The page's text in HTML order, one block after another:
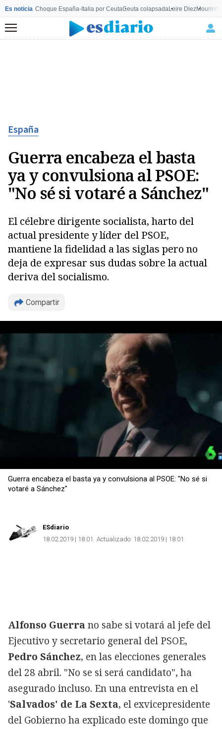
Es noticia Choque España-Italia por CeutaCeuta colapsadaLeire Diez
Menú
España
Guerra encabeza el basta
ya y convulsiona al PSOE:
"No sé si votaré a Sánchez"
El célebre dirigente socialista, harto del
actual presidente y líder del PSOE,
mantiene la fidelidad a las siglas pero no
deja de expresar sus dudas sobre la actual
deriva del socialismo.
Compartir
Guerra encabeza el basta ya y convulsiona al PSOE: "No sé si
votaré a Sánchez"
ESdiario
18.02.2019 | 18:01 Actualizado: 18.02.2019 | 18:01
Alfonso Guerra no sabe si votará al jefe del
Ejecutivo y secretario general del PSOE,
Pedro Sánchez, en las elecciones generales
del 28 abril. "No se si será candidato", ha
asegurado incluso. En una entrevista en el
'Salvados' de La Sexta, el exvicepresidente
del Gobierno ha explicado este domingo que